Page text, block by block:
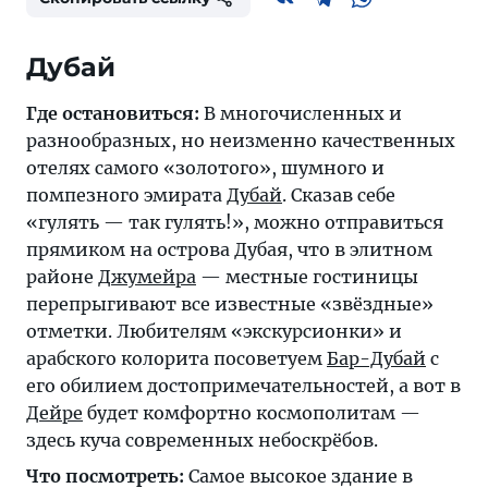
Дубай
Где остановиться: В многочисленных и
разнообразных, но неизменно качественных
отелях самого «золотого», шумного и
помпезного эмирата Дубай. Сказав себе
«гулять — так гулять!», можно отправиться
прямиком на острова Дубая, что в элитном
районе Джумейра — местные гостиницы
перепрыгивают все известные «звёздные»
отметки. Любителям «экскурсионки» и
арабского колорита посоветуем Бар-Дубай с
его обилием достопримечательностей, а вот в
Дейре будет комфортно космополитам —
здесь куча современных небоскрёбов.
Что посмотреть: Самое высокое здание в